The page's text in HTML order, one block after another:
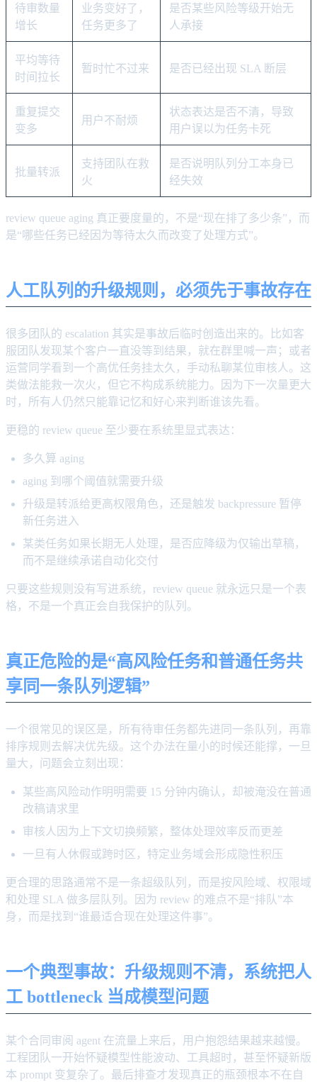
待审数量
增长
业务变好了，
任务更多了
是否某些风险等级开始无
人承接
平均等待
时间拉长
暂时忙不过来 是否已经出现 SLA 断层
重复提交
变多
用户不耐烦
状态表达是否不清，导致
用户误以为任务卡死
批量转派
支持团队在救
火
是否说明队列分工本身已
经失效
review queue aging 真正要度量的，不是“现在排了多少条”，而
是“哪些任务已经因为等待太久而改变了处理方式”。
人工队列的升级规则，必须先于事故存在
很多团队的 escalation 其实是事故后临时创造出来的。比如客
服团队发现某个客户一直没等到结果，就在群里喊一声；或者
运营同学看到一个高优任务挂太久，手动私聊某位审核人。这
类做法能救一次火，但它不构成系统能力。因为下一次量更大
时，所有人仍然只能靠记忆和好心来判断谁该先看。
更稳的 review queue 至少要在系统里显式表达：
多久算 aging
aging 到哪个阈值就需要升级
升级是转派给更高权限角色，还是触发 backpressure 暂停
新任务进入
某类任务如果长期无人处理，是否应降级为仅输出草稿，
而不是继续承诺自动化交付
只要这些规则没有写进系统，review queue 就永远只是一个表
格，不是一个真正会自我保护的队列。
真正危险的是“高风险任务和普通任务共
享同一条队列逻辑”
一个很常见的误区是，所有待审任务都先进同一条队列，再靠
排序规则去解决优先级。这个办法在量小的时候还能撑，一旦
量大，问题会立刻出现：
某些高风险动作明明需要 15 分钟内确认，却被淹没在普通
改稿请求里
审核人因为上下文切换频繁，整体处理效率反而更差
一旦有人休假或跨时区，特定业务域会形成隐性积压
更合理的思路通常不是一条超级队列，而是按风险域、权限域
和处理 SLA 做多层队列。因为 review 的难点不是“排队”本
身，而是找到“谁最适合现在处理这件事”。
一个典型事故：升级规则不清，系统把人
工 bottleneck 当成模型问题
某个合同审阅 agent 在流量上来后，用户抱怨结果越来越慢。
工程团队一开始怀疑模型性能波动、工具超时，甚至怀疑新版
本 prompt 变复杂了。最后排查才发现真正的瓶颈根本不在自